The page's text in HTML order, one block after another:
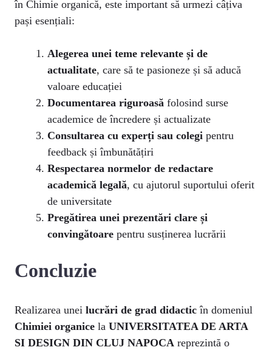
în Chimie organică, este important să urmezi câțiva
pași esențiali:
Alegerea unei teme relevante și de
actualitate, care să te pasioneze și să aducă
valoare educației
Documentarea riguroasă folosind surse
academice de încredere și actualizate
Consultarea cu experți sau colegi pentru
feedback și îmbunătățiri
Respectarea normelor de redactare
academică legală, cu ajutorul suportului oferit
de universitate
Pregătirea unei prezentări clare și
convingătoare pentru susținerea lucrării
Concluzie
Realizarea unei lucrări de grad didactic în domeniul
Chimiei organice la UNIVERSITATEA DE ARTA
SI DESIGN DIN CLUJ NAPOCA reprezintă o